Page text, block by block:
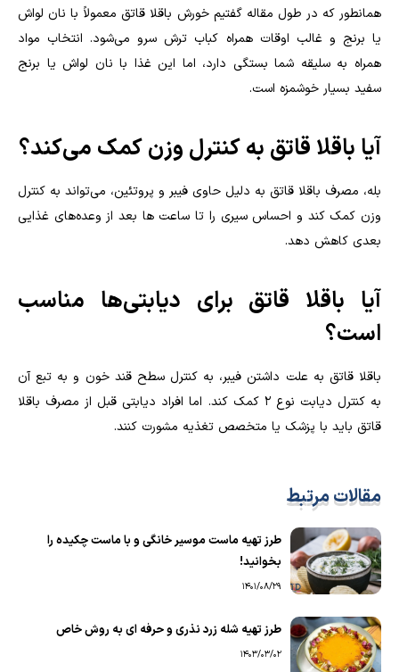
همانطور که در طول مقاله گفتیم خورش باقلا قاتق معمولاً با نان لواش
یا برنج و غالب اوقات همراه کباب ترش سرو می‌شود. انتخاب مواد
همراه به سلیقه شما بستگی دارد، اما این غذا با نان لواش یا برنج
سفید بسیار خوشمزه است.
آیا باقلا قاتق به کنترل وزن کمک می‌کند؟
بله، مصرف باقلا قاتق به دلیل حاوی فیبر و پروتئین، می‌تواند به کنترل
وزن کمک کند و احساس سیری را تا ساعت ها بعد از وعده‌های غذایی
بعدی کاهش دهد.
آیا باقلا قاتق برای دیابتی‌ها مناسب
است؟
باقلا قاتق به علت داشتن فیبر، به کنترل سطح قند خون و به تبع آن
به کنترل دیابت نوع 2 کمک کند. اما افراد دیابتی قبل از مصرف باقلا
قاتق باید با پزشک یا متخصص تغذیه مشورت کنند.
مقالات مرتبط
طرز تهیه ماست موسیر خانگی و با ماست چکیده را
بخوانید!
1401/08/29
طرز تهیه شله زرد نذری و حرفه ای به روش خاص
1403/03/02